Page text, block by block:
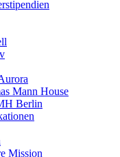
Mann House
Berlin
Mission